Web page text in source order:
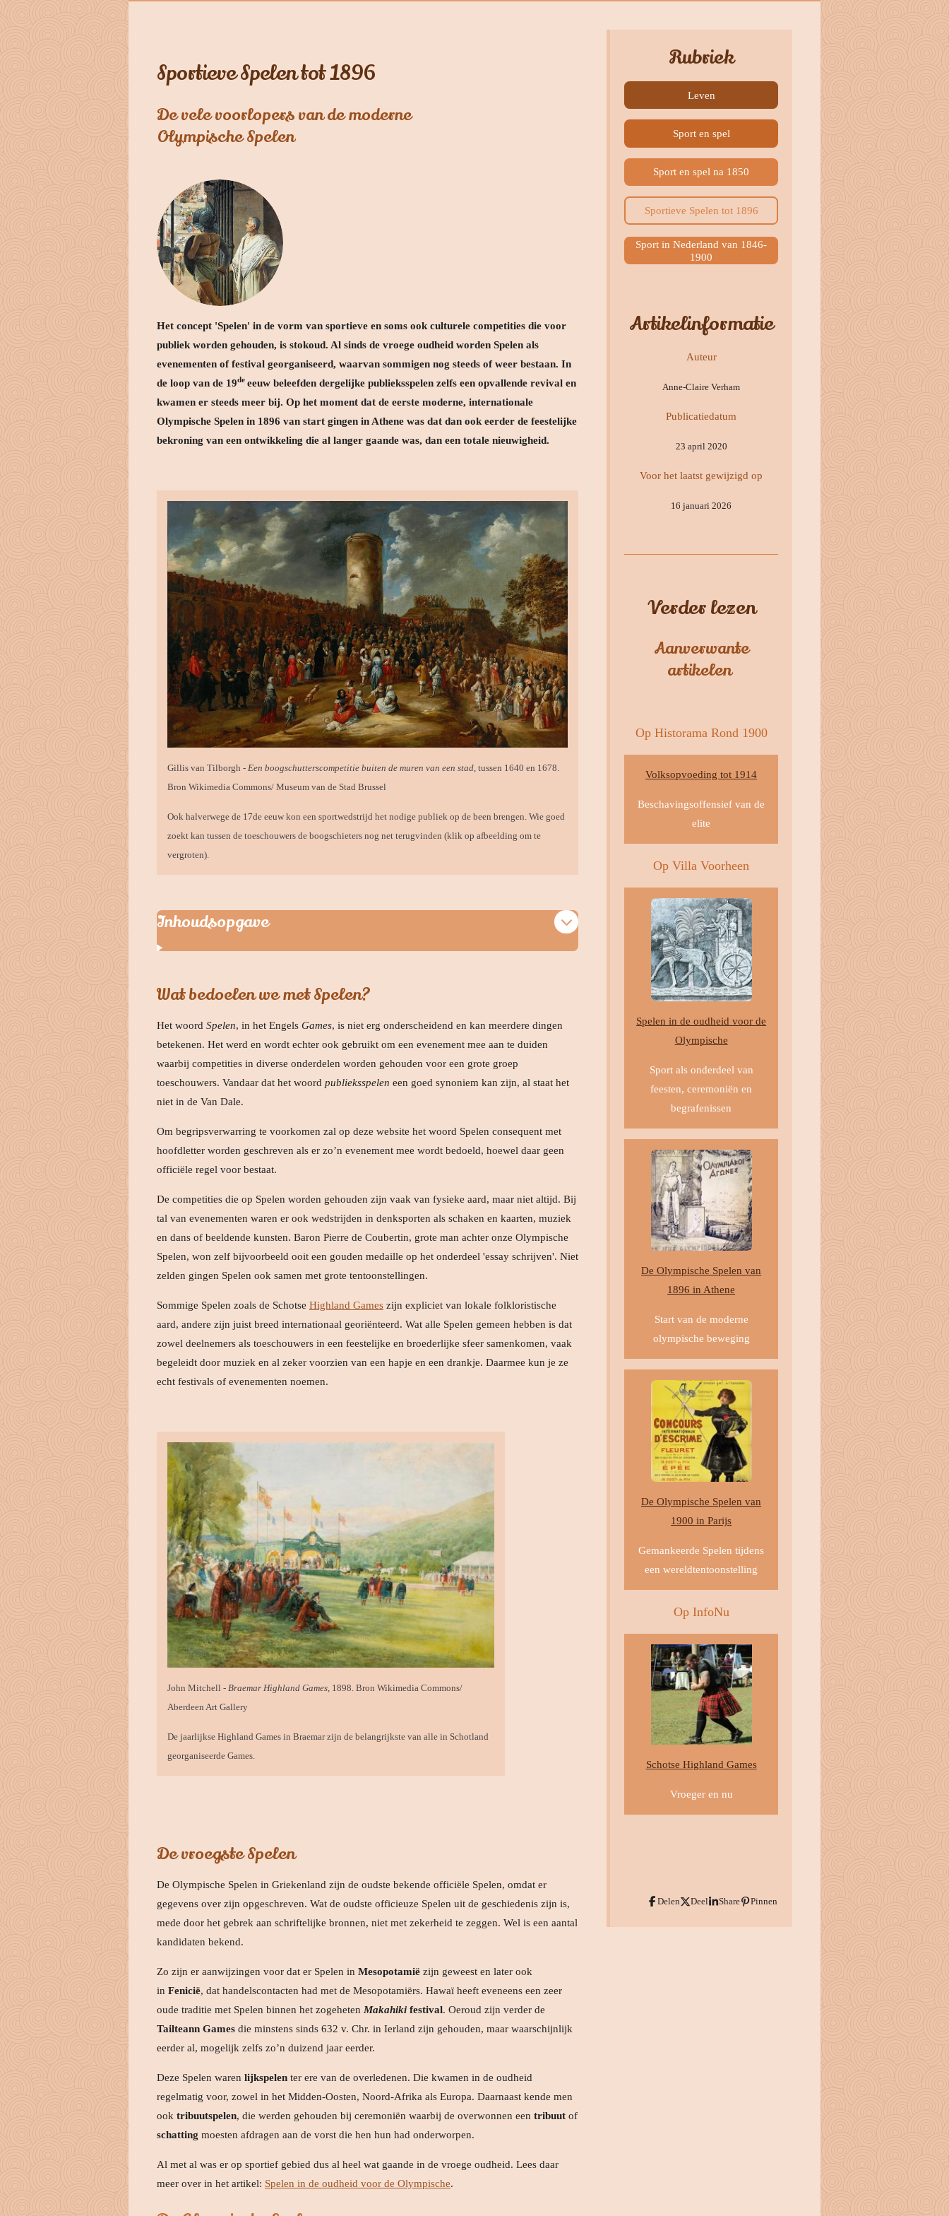
Sportieve Spelen tot 1896
De vele voorlopers van de moderne
Olympische Spelen
Het concept 'Spelen' in de vorm van sportieve en soms ook culturele competities die voor
publiek worden gehouden, is stokoud. Al sinds de vroege oudheid worden Spelen als
evenementen of festival georganiseerd, waarvan sommigen nog steeds of weer bestaan. In
de loop van de 19de eeuw beleefden dergelijke publieksspelen zelfs een opvallende revival en
kwamen er steeds meer bij. Op het moment dat de eerste moderne, internationale
Olympische Spelen in 1896 van start gingen in Athene was dat dan ook eerder de feestelijke
bekroning van een ontwikkeling die al langer gaande was, dan een totale nieuwigheid.
Gillis van Tilborgh - Een boogschutterscompetitie buiten de muren van een stad , tussen 1640 en 1678.
Bron Wikimedia Commons/ Museum van de Stad Brussel
Ook halverwege de 17de eeuw kon een sportwedstrijd het nodige publiek op de been brengen. Wie goed
zoekt kan tussen de toeschouwers de boogschieters nog net terugvinden (klik op afbeelding om te
vergroten).
Inhoudsopgave
Wat bedoelen we met Spelen?
Het woord Spelen, in het Engels Games, is niet erg onderscheidend en kan meerdere dingen
betekenen. Het werd en wordt echter ook gebruikt om een evenement mee aan te duiden
waarbij competities in diverse onderdelen worden gehouden voor een grote groep
toeschouwers. Vandaar dat het woord publieksspelen een goed synoniem kan zijn, al staat het
niet in de Van Dale.
Om begripsverwarring te voorkomen zal op deze website het woord Spelen consequent met
hoofdletter worden geschreven als er zo’n evenement mee wordt bedoeld, hoewel daar geen
officiële regel voor bestaat.
De competities die op Spelen worden gehouden zijn vaak van fysieke aard, maar niet altijd. Bij
tal van evenementen waren er ook wedstrijden in denksporten als schaken en kaarten, muziek
en dans of beeldende kunsten. Baron Pierre de Coubertin, grote man achter onze Olympische
Spelen, won zelf bijvoorbeeld ooit een gouden medaille op het onderdeel 'essay schrijven'. Niet
zelden gingen Spelen ook samen met grote tentoonstellingen.
Sommige Spelen zoals de Schotse Highland Games zijn expliciet van lokale folkloristische
aard, andere zijn juist breed internationaal georiënteerd. Wat alle Spelen gemeen hebben is dat
zowel deelnemers als toeschouwers in een feestelijke en broederlijke sfeer samenkomen, vaak
begeleidt door muziek en al zeker voorzien van een hapje en een drankje. Daarmee kun je ze
echt festivals of evenementen noemen.
John Mitchell - Braemar Highland Games, 1898. Bron Wikimedia Commons/
Aberdeen Art Gallery
De jaarlijkse Highland Games in Braemar zijn de belangrijkste van alle in Schotland
georganiseerde Games.
De vroegste Spelen
De Olympische Spelen in Griekenland zijn de oudste bekende officiële Spelen, omdat er
gegevens over zijn opgeschreven. Wat de oudste officieuze Spelen uit de geschiedenis zijn is,
mede door het gebrek aan schriftelijke bronnen, niet met zekerheid te zeggen. Wel is een aantal
kandidaten bekend.
Zo zijn er aanwijzingen voor dat er Spelen in Mesopotamië zijn geweest en later ook
in Fenicië, dat handelscontacten had met de Mesopotamiërs. Hawaï heeft eveneens een zeer
oude traditie met Spelen binnen het zogeheten Makahiki festival. Oeroud zijn verder de
Tailteann Games die minstens sinds 632 v. Chr. in Ierland zijn gehouden, maar waarschijnlijk
eerder al, mogelijk zelfs zo’n duizend jaar eerder.
Deze Spelen waren lijkspelen ter ere van de overledenen. Die kwamen in de oudheid
regelmatig voor, zowel in het Midden-Oosten, Noord-Afrika als Europa. Daarnaast kende men
ook tribuutspelen, die werden gehouden bij ceremoniën waarbij de overwonnen een tribuut of
schatting moesten afdragen aan de vorst die hen hun had onderworpen.
Al met al was er op sportief gebied dus al heel wat gaande in de vroege oudheid. Lees daar
meer over in het artikel: Spelen in de oudheid voor de Olympische.
Rubriek
Leven
Sport en spel
Sport en spel na 1850
Sportieve Spelen tot 1896
Sport in Nederland van 1846-
1900
Artikelinformatie
Auteur
Anne-Claire Verham
Publicatiedatum
23 april 2020
Voor het laatst gewijzigd op
16 januari 2026
Verder lezen
Aanverwante
artikelen
Op Historama Rond 1900
Volksopvoeding tot 1914
Beschavingsoffensief van de
elite
Op Villa Voorheen
Spelen in de oudheid voor de
Olympische
Sport als onderdeel van
feesten, ceremoniën en
begrafenissen
De Olympische Spelen van
1896 in Athene
Start van de moderne
olympische beweging
De Olympische Spelen van
1900 in Parijs
Gemankeerde Spelen tijdens
een wereldtentoonstelling
Op InfoNu
Schotse Highland Games
Vroeger en nu
Delen Deel Share Pinnen